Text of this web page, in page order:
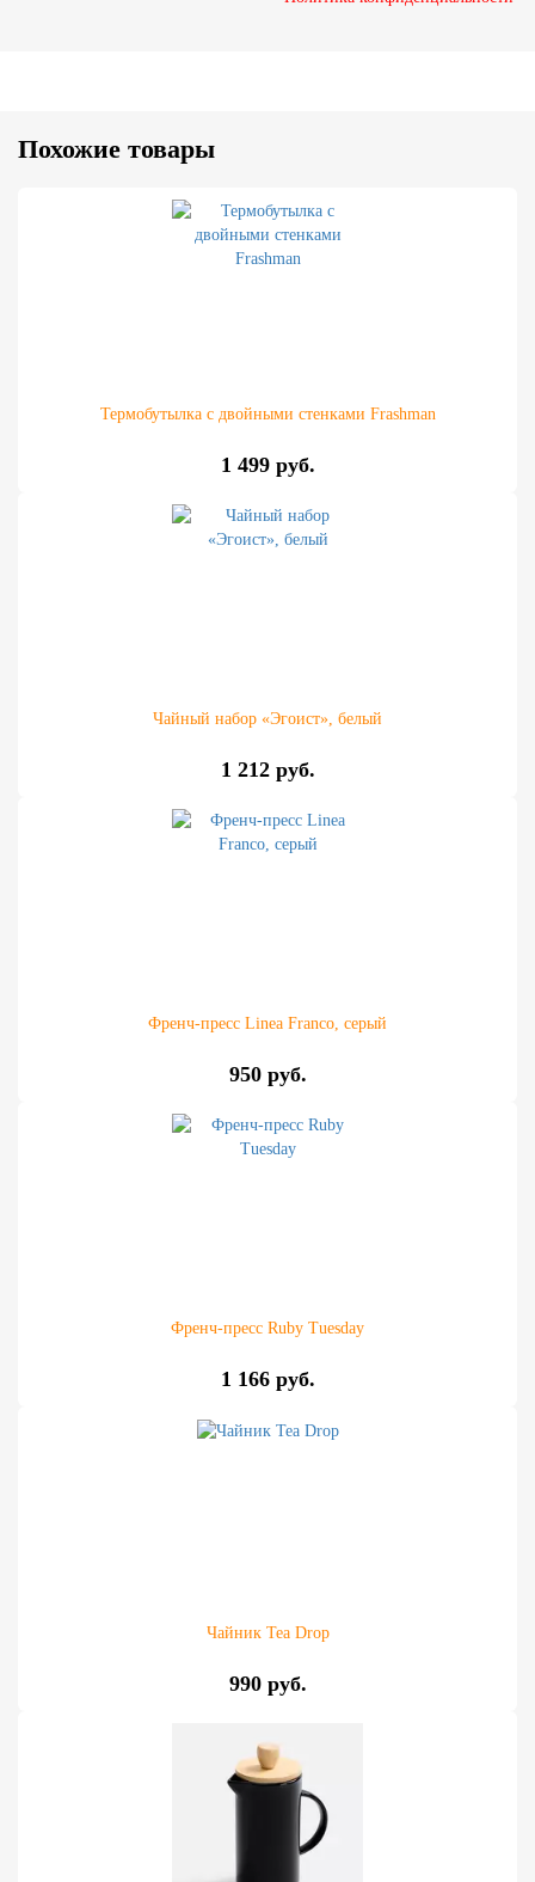
Похожие товары
Термобутылка с двойными стенками Frashman
1 499 руб.
Чайный набор «Эгоист», белый
1 212 руб.
Френч-пресс Linea Franco, серый
950 руб.
Френч-пресс Ruby Tuesday
1 166 руб.
Чайник Tea Drop
990 руб.